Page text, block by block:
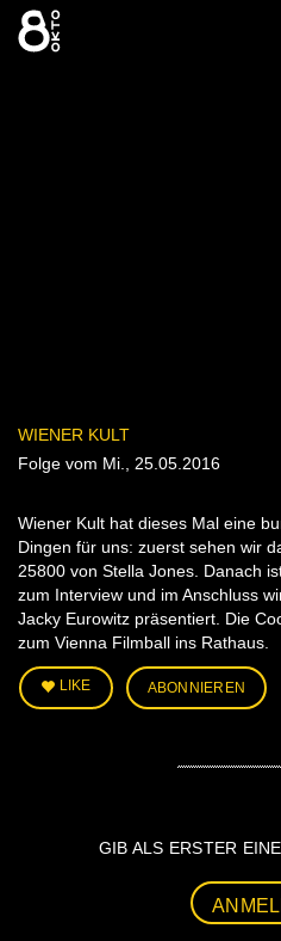
Zum
Inhalt
springen
WIENER KULT
Folge vom Mi., 25.05.2016
Wiener Kult hat dieses Mal eine
Dingen für uns: zuerst sehen wir
25800 von Stella Jones. Danach
zum Interview und im Anschluss
Jacky Eurowitz präsentiert. Die
zum Vienna Filmball ins Rathaus.
LIKE ABONNIEREN
GIB ALS ERSTER